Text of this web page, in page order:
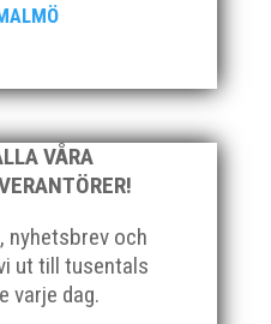
VÅRA
nyhetsbrev och
ut till tusentals
varje dag.
motiga år när inte
för fest gick en av
– Lasses